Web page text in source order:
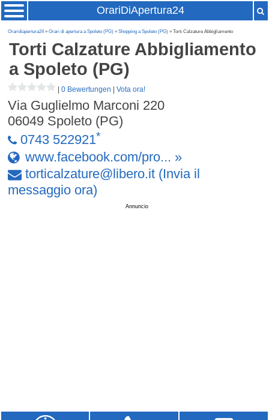
OrariDiApertura24
Oraridiapertura24»Orari di apertura a Spoleto (PG) »Shopping a Spoleto (PG) » Torti Calzature Abbigliamento
Torti Calzature Abbigliamento
a Spoleto (PG)
|0 Bewertungen |Vota ora!
Via Guglielmo Marconi 220
06049 Spoleto (PG)
0743 522921*
www.facebook.com/pro... »
torticalzature@ libero.it (Invia il
messaggio ora)
Annuncio